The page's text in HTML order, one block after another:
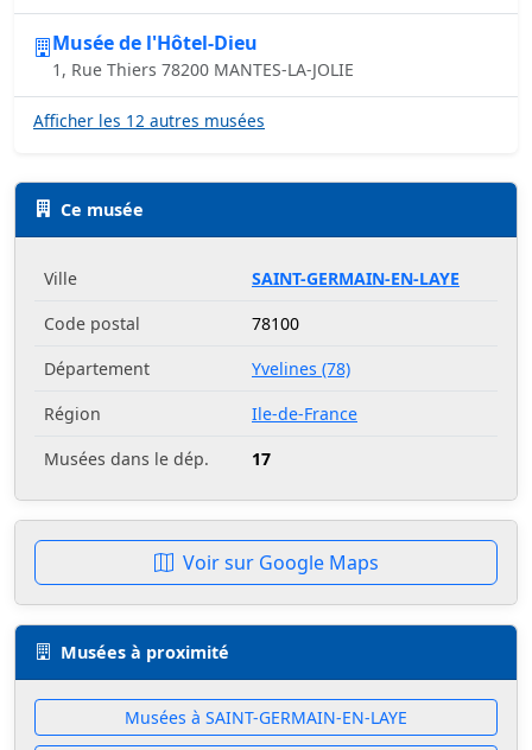
Musée de l'Hôtel-Dieu
1, Rue Thiers 78200 MANTES-LA-JOLIE
Afficher les 12 autres musées
Ce musée
Ville
SAINT-GERMAIN-EN-LAYE
Code postal
78100
Département
Yvelines (78)
Région
Ile-de-France
Musées dans le dép.
17
Voir sur Google Maps
Musées à proximité
Musées à SAINT-GERMAIN-EN-LAYE